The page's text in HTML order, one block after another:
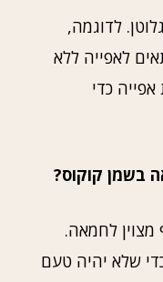
לדוגמה,
לאפייה ללא
כדי
בשמן קוקוס?
מצוין לחמאה.
שלא יהיה טעם